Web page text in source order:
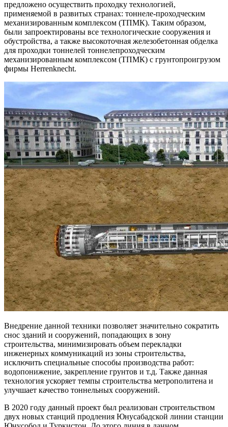
предложено осуществить проходку технологией,
применяемой в развитых странах: тоннеле-проходческим
механизированным комплексом (ТПМК). Таким образом,
были запроектированы все технологические сооружения и
обустройства, а также высокоточная железобетонная обделка
для проходки тоннелей тоннелепроходческим
механизированным комплексом (ТПМК) с грунтопроигрузом
фирмы Herrenknecht.
Внедрение данной техники позволяет значительно сократить
снос зданий и сооружений, попадающих в зону
строительства, минимизировать объем перекладки
инженерных коммуникаций из зоны строительства,
исключить специальные способы производства работ:
водопонижение, закрепление грунтов и т.д. Также данная
технология ускоряет темпы строительства метрополитена и
улучшает качество тоннельных сооружений.
В 2020 году данный проект был реализован строительством
двух новых станций продления Юнусабадской линии станции